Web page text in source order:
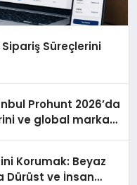
Süreçlerini
Prohunt 2026’da
ve global marka
Korumak: Beyaz
Dürüst ve İnsan